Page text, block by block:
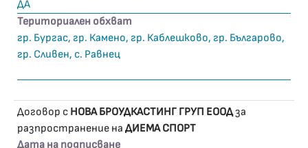
ДА
Териториален обхват
гр. Бургас, гр. Камено, гр. Каблешково, гр. Българово,
гр. Сливен, с. Равнец
Договор с НОВА БРОУДКАСТИНГ ГРУП ЕООДза
разпространение на ДИЕМА СПОРТ
Дата на подписване